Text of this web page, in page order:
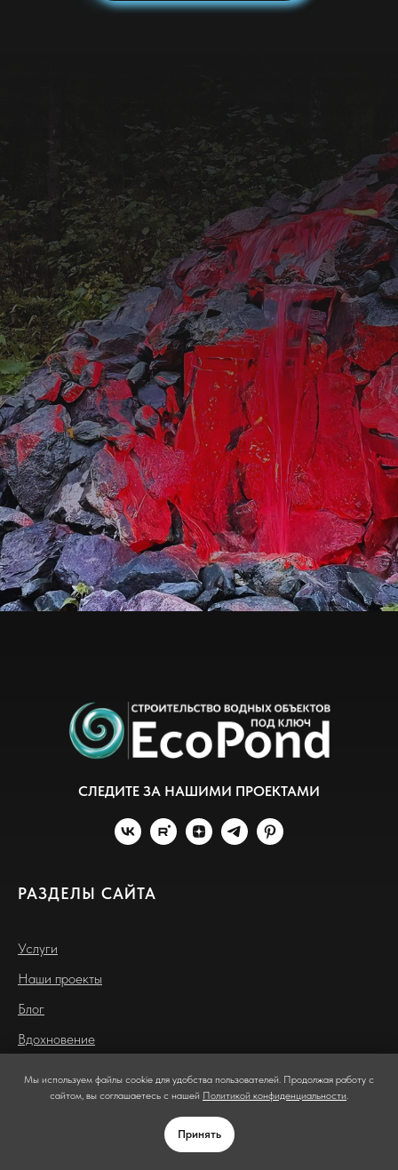
Мы используем файлы cookie для удобства пользователей. Продолжая работу с
сайтом, вы соглашаетесь с нашей Политикой конфиденциальности.
Принять
СЛЕДИТЕ ЗА НАШИМИ ПРОЕКТАМИ
РАЗДЕЛЫ САЙТА
Услуги
Наши проекты
Блог
Вдохновение
ЗВОНОК